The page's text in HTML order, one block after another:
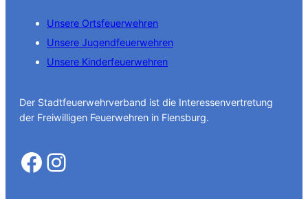
Unsere Ortsfeuerwehren
Unsere Jugendfeuerwehren
Unsere Kinderfeuerwehren
Der Stadtfeuerwehrverband ist die Interessenvertretung
der Freiwilligen Feuerwehren in Flensburg.
Facebook Instagram